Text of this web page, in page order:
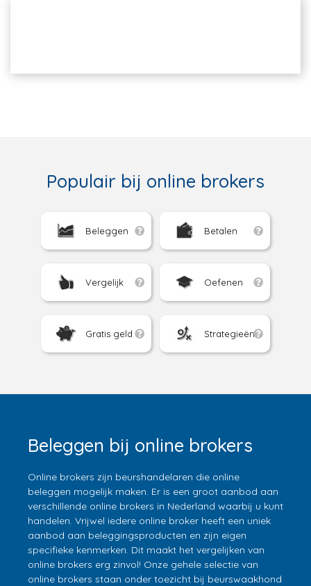
Populair bij online brokers
Beleggen Betalen
Vergelijk Oefenen
Gratis geld Strategieën
Beleggen bij online brokers
Online brokers zijn beurshandelaren die online
beleggen mogelijk maken. Er is een groot aanbod aan
verschillende online brokers in Nederland waarbij u kunt
handelen. Vrijwel iedere online broker heeft een uniek
aanbod aan beleggingsproducten en zijn eigen
specifieke kenmerken. Dit maakt het vergelijken van
online brokers erg zinvol! Onze gehele selectie van
online brokers staan onder toezicht bij beurswaakhond